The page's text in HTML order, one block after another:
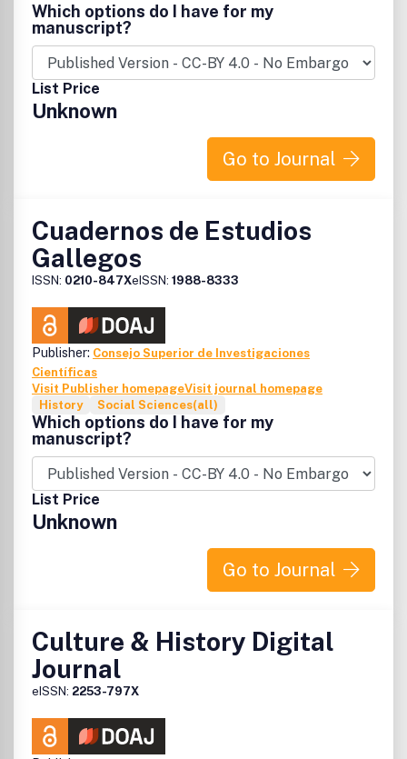
IndexFungorum )Collectanea Botanica proporciona
acceso inmediato a texto completo a todos los contenidos
de esta edición electrónica.
Which options do I have for my
manuscript?
List Price
Unknown
Go to Journal
Cuadernos de Estudios
Gallegos
ISSN: 0210-847XeISSN: 1988-8333
Publisher: Consejo Superior de Investigaciones
Científicas
Visit Publisher homepageVisit journal homepage
History
Social Sciences(all)
Which options do I have for my
manuscript?
List Price
Unknown
Go to Journal
Culture & History Digital
Journal
eISSN: 2253-797X